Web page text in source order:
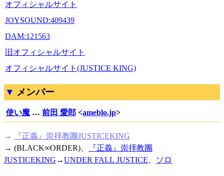
オフィシャルサイト
JOYSOUND:409439
DAM:121563
旧オフィシャルサイト
オフィシャルサイト(JUSTICE KING)
メンバー
使い魔 … 前田 愛郎 <ameblo.jp>
→
『正義』崇拝教團JUSTICEKING
→ (BLACK∞ORDER)、
『正義』崇拝教團
JUSTICEKING →UNDER FALL JUSTICE ソロ